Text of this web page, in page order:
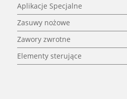
Aplikacje Specjalne
Zasuwy nożowe
Zawory zwrotne
Elementy sterujące